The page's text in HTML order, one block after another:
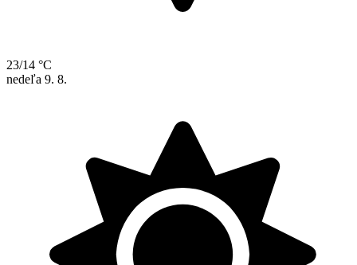
23/14 °C
nedeľa 9. 8.